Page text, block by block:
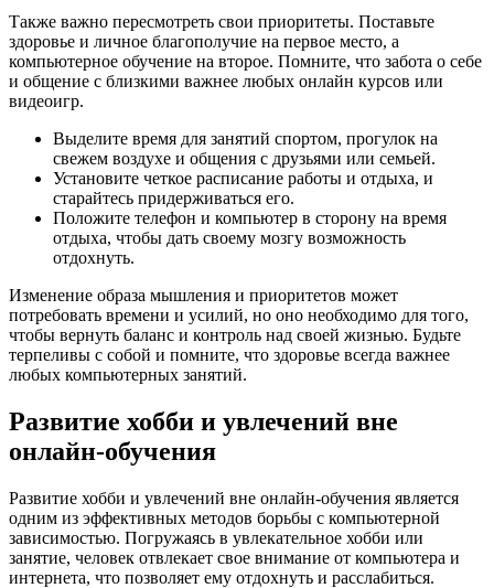
Также важно пересмотреть свои приоритеты. Поставьте
здоровье и личное благополучие на первое место, а
компьютерное обучение на второе. Помните, что забота о себе
и общение с близкими важнее любых онлайн курсов или
видеоигр.
Выделите время для занятий спортом, прогулок на
свежем воздухе и общения с друзьями или семьей.
Установите четкое расписание работы и отдыха, и
старайтесь придерживаться его.
Положите телефон и компьютер в сторону на время
отдыха, чтобы дать своему мозгу возможность
отдохнуть.
Изменение образа мышления и приоритетов может
потребовать времени и усилий, но оно необходимо для того,
чтобы вернуть баланс и контроль над своей жизнью. Будьте
терпеливы с собой и помните, что здоровье всегда важнее
любых компьютерных занятий.
Развитие хобби и увлечений вне
онлайн-обучения
Развитие хобби и увлечений вне онлайн-обучения является
одним из эффективных методов борьбы с компьютерной
зависимостью. Погружаясь в увлекательное хобби или
занятие, человек отвлекает свое внимание от компьютера и
интернета, что позволяет ему отдохнуть и расслабиться.